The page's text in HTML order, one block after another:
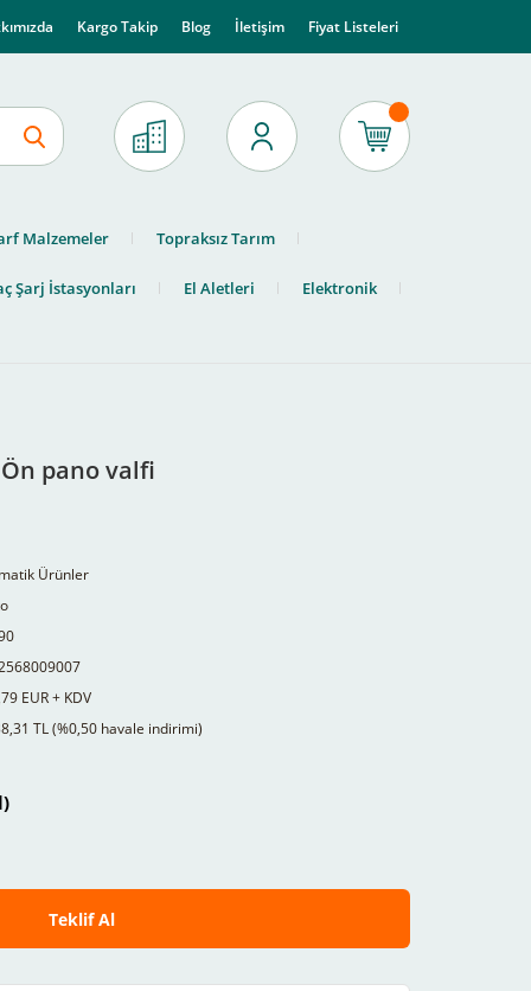
Kargo Takip Blog İletişim Fiyat Listeleri
Malzemeler Topraksız Tarım
Şarj İstasyonları El Aletleri Elektronik
Ön pano valfi
Ürünler
EUR + KDV
TL (%0,50 havale indirimi)
Teklif Al